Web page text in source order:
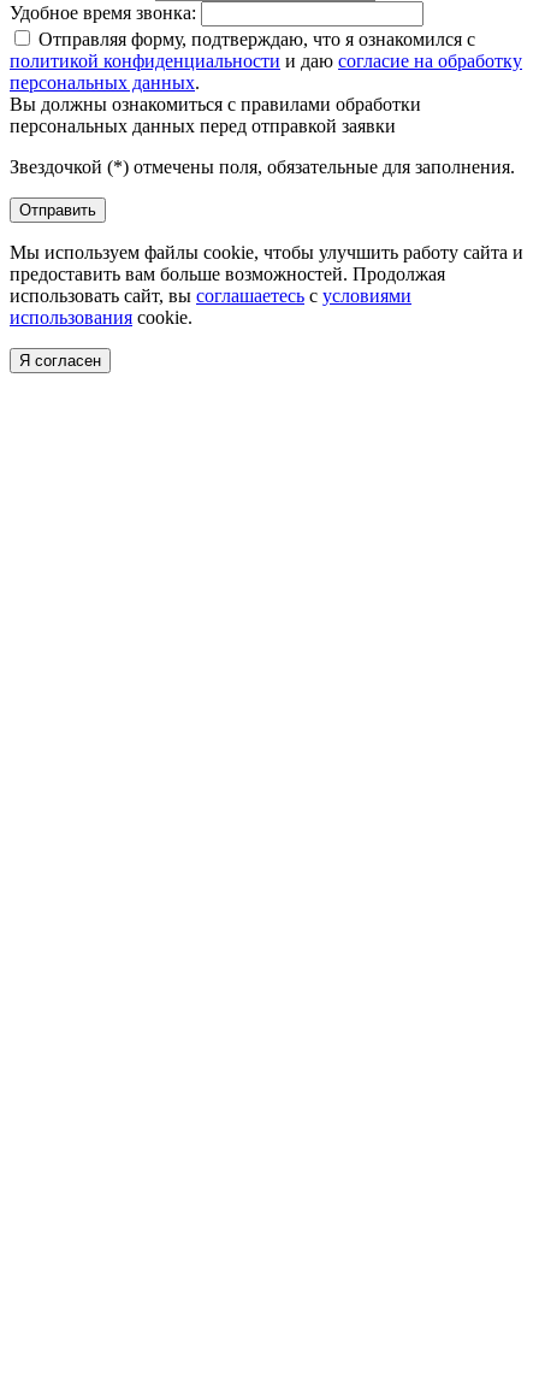
Удобное время звонка:
Отправляя форму, подтверждаю, что я ознакомился с
политикой конфиденциальности и даю согласие на обработку
персональных данных.
Вы должны ознакомиться с правилами обработки
персональных данных перед отправкой заявки
Звездочкой (*) отмечены поля, обязательные для заполнения.
Отправить
Мы используем файлы cookie, чтобы улучшить работу сайта и
предоставить вам больше возможностей. Продолжая
использовать сайт, вы соглашаетесь с условиями
использования cookie.
Я согласен